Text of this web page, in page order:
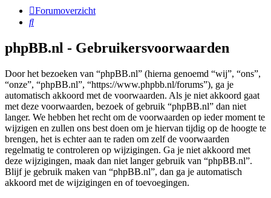
Forumoverzicht
Zoek
phpBB.nl - Gebruikersvoorwaarden
Door het bezoeken van “phpBB.nl” (hierna genoemd “wij”, “ons”,
“onze”, “phpBB.nl”, “https://www.phpbb.nl/forums”), ga je
automatisch akkoord met de voorwaarden. Als je niet akkoord gaat
met deze voorwaarden, bezoek of gebruik “phpBB.nl” dan niet
langer. We hebben het recht om de voorwaarden op ieder moment te
wijzigen en zullen ons best doen om je hiervan tijdig op de hoogte te
brengen, het is echter aan te raden om zelf de voorwaarden
regelmatig te controleren op wijzigingen. Ga je niet akkoord met
deze wijzigingen, maak dan niet langer gebruik van “phpBB.nl”.
Blijf je gebruik maken van “phpBB.nl”, dan ga je automatisch
akkoord met de wijzigingen en of toevoegingen.